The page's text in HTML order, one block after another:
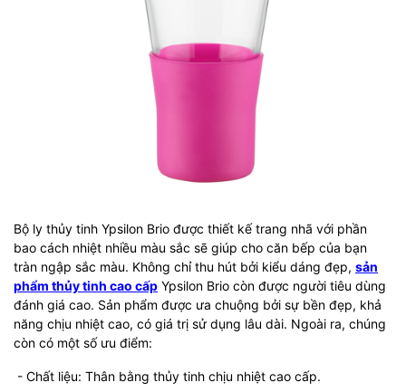
Bộ ly thủy tinh Ypsilon Brio được thiết kế trang nhã với phần
bao cách nhiệt nhiều màu sắc sẽ giúp cho căn bếp của bạn
tràn ngập sắc màu. Không chỉ thu hút bởi kiểu dáng đẹp, sản
phẩm thủy tinh cao cấp Ypsilon Brio còn được người tiêu dùng
đánh giá cao. Sản phẩm được ưa chuộng bởi sự bền đẹp, khả
năng chịu nhiệt cao, có giá trị sử dụng lâu dài. Ngoài ra, chúng
còn có một số ưu điểm:
- Chất liệu: Thân bằng thủy tinh chịu nhiệt cao cấp.